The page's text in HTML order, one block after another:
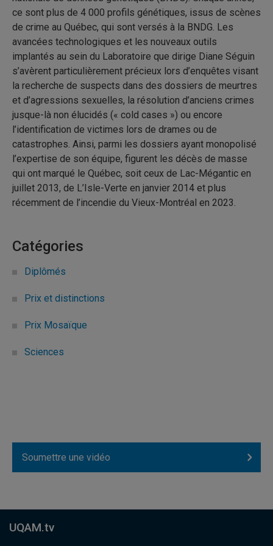
ce sont plus de 4 000 profils génétiques, issus de scènes
de crime au Québec, qui sont versés à la BNDG. Les
avancées technologiques et les nouveaux outils
implantés au sein du Laboratoire que dirige Diane Séguin
s’avèrent particulièrement précieux lors d’enquêtes visant
la recherche de suspects dans des dossiers de meurtres
et d’agressions sexuelles, la résolution d’anciens crimes
jusque-là non élucidés (« cold cases ») ou encore
l’identification de victimes lors de drames ou de
catastrophes. Ainsi, parmi les dossiers ayant monopolisé
l’expertise de son équipe, figurent les décès de masse
qui ont marqué le Québec, soit ceux de Lac-Mégantic en
juillet 2013, de L’Isle-Verte en janvier 2014 et plus
récemment de l’incendie du Vieux-Montréal en 2023.
Catégories
Diplômés
Prix et distinctions
Prix Mosaïque
Sciences
Soumettre une vidéo
UQAM.tv